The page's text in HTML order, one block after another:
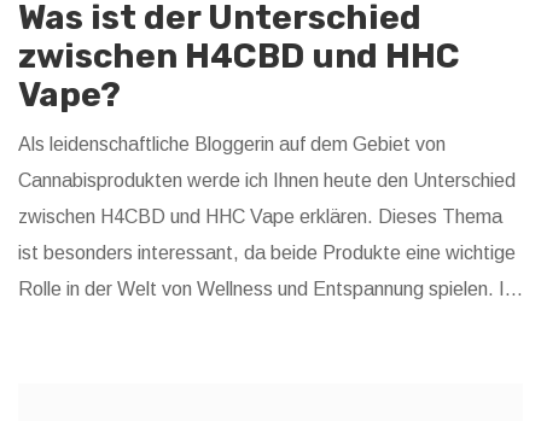
Was ist der Unterschied
zwischen H4CBD und HHC
Vape?
Als leidenschaftliche Bloggerin auf dem Gebiet von
Cannabisprodukten werde ich Ihnen heute den Unterschied
zwischen H4CBD und HHC Vape erklären. Dieses Thema
ist besonders interessant, da beide Produkte eine wichtige
Rolle in der Welt von Wellness und Entspannung spielen. Im